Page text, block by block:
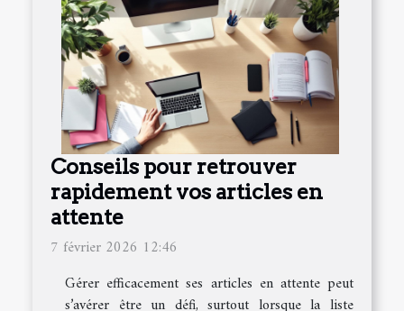
Conseils pour retrouver
rapidement vos articles en
attente
7 février 2026 12:46
Gérer efficacement ses articles en attente peut
s’avérer être un défi, surtout lorsque la liste